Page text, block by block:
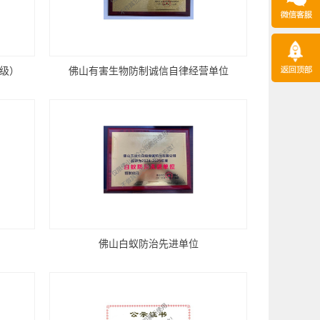
） 佛山有害生物防制诚信自律经营单位
佛山白蚁防治先进单位